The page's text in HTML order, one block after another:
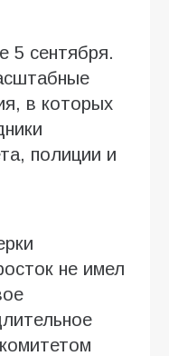
5 сентября.
в которых
полиции и
не имел